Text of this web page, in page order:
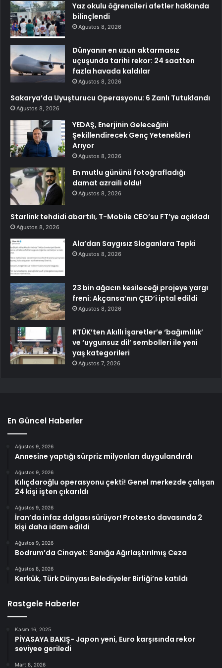
Yaz okulu öğrencileri afetler hakkında
bilinçlendi
Ağustos 8, 2026
Dünyanın en uzun aktarmasız
uçuşunda tarihi rekor: 24 saatten
fazla havada kaldılar
Ağustos 8, 2026
Sakarya’da Uyuşturucu Operasyonu: 6 Zanlı Tutuklandı
Ağustos 8, 2026
YEDAŞ, Enerjinin Geleceğini
Şekillendirecek Genç Yetenekleri
Arıyor
Ağustos 8, 2026
En mutlu gününü fotoğrafladığı
damat azraili oldu!
Ağustos 8, 2026
Starlink tehdidi abartılı, T-Mobile CEO’su FT’ye açıkladı
Ağustos 8, 2026
Ala’dan Saygısız Sloganlara Tepki
Ağustos 8, 2026
23 bin ağacın kesileceği projeye yargı
freni: Akçansa’nın ÇED’i iptal edildi
Ağustos 8, 2026
RTÜK’ten Akıllı İşaretler’e ‘bağımlılık’
ve ‘uygunsuz dil’ sembolleri ile yeni
yaş kategorileri
Ağustos 7, 2026
En Güncel Haberler
Ağustos 9, 2026
Annesine yaptığı sürpriz milyonları duygulandırdı
Ağustos 9, 2026
Kılıçdaroğlu operasyonu çekti! Genel merkezde çalışan
24 kişi işten çıkarıldı
Ağustos 9, 2026
İran’da infaz dalgası sürüyor! Protesto davasında 2
kişi daha idam edildi
Ağustos 9, 2026
Bodrum’da Cinayet: Sanığa Ağırlaştırılmış Ceza
Ağustos 8, 2026
Kerkük, Türk Dünyası Belediyeler Birliği’ne katıldı
Rastgele Haberler
Kasım 16, 2025
PİYASAYA BAKIŞ- Japon yeni, Euro karşısında rekor
seviyee geriledi
Mart 8, 2026